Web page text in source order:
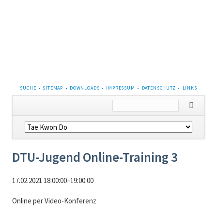
NAVIGATION
ÜBERSPRINGEN
SUCHE SITEMAP DOWNLOADS IMPRESSUM DATENSCHUTZ LINKS
Navigation
überspringen
DTU-Jugend Online-Training 3
17.02.2021 18:00:00–19:00:00
Online per Video-Konferenz